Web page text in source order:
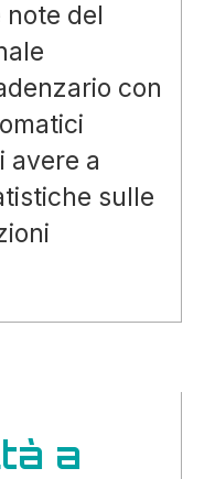
del
con
avere a
sulle
a